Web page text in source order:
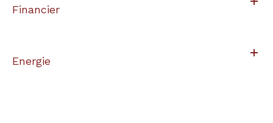
Financier
Energie